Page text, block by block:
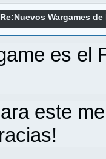
Re:Nuevos Wargames de
es el
este